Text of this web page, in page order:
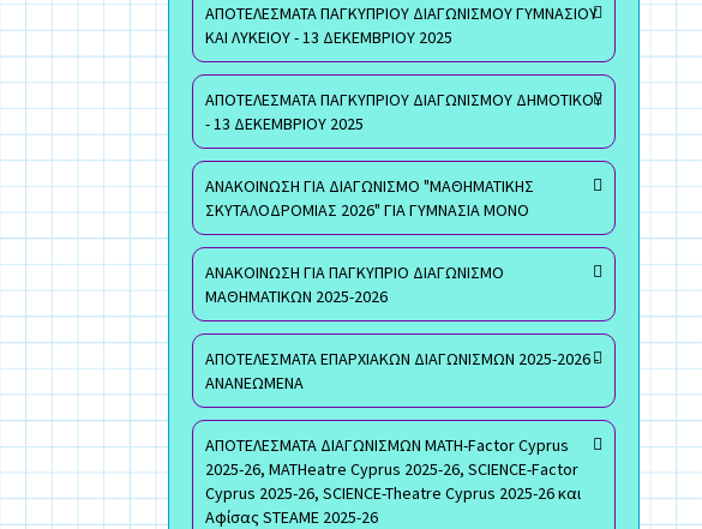
ΑΠΟΤΕΛΕΣΜΑΤΑ ΠΑΓΚΥΠΡΙΟΥ ΔΙΑΓΩΝΙΣΜΟΥ ΓΥΜΝΑΣΙΟΥ
ΚΑΙ ΛΥΚΕΙΟΥ - 13 ΔΕΚΕΜΒΡΙΟΥ 2025
ΑΠΟΤΕΛΕΣΜΑΤΑ ΠΑΓΚΥΠΡΙΟΥ ΔΙΑΓΩΝΙΣΜΟΥ ΔΗΜΟΤΙΚΟΥ
- 13 ΔΕΚΕΜΒΡΙΟΥ 2025
ΑΝΑΚΟΙΝΩΣΗ ΓΙΑ ΔΙΑΓΩΝΙΣΜΟ "ΜΑΘΗΜΑΤΙΚΗΣ
ΣΚΥΤΑΛΟΔΡΟΜΙΑΣ 2026" ΓΙΑ ΓΥΜΝΑΣΙΑ ΜΟΝΟ
ΑΝΑΚΟΙΝΩΣΗ ΓΙΑ ΠΑΓΚΥΠΡΙΟ ΔΙΑΓΩΝΙΣΜΟ
ΜΑΘΗΜΑΤΙΚΩΝ 2025-2026
ΑΠΟΤΕΛΕΣΜΑΤΑ ΕΠΑΡΧΙΑΚΩΝ ΔΙΑΓΩΝΙΣΜΩΝ 2025-2026 -
ΑΝΑΝΕΩΜΕΝΑ
ΑΠΟΤΕΛΕΣΜΑΤΑ ΔΙΑΓΩΝΙΣΜΩΝ MATH-Factor Cyprus
2025-26, MATHeatre Cyprus 2025-26, SCIENCE-Factor
Cyprus 2025-26, SCIENCE-Theatre Cyprus 2025-26 και
Αφίσας STEAME 2025-26